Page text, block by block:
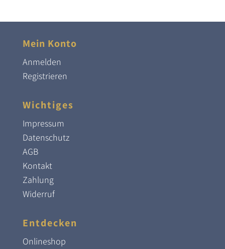
Mein Konto
Anmelden
Registrieren
Wichtiges
Impressum
Datenschutz
AGB
Kontakt
Zahlung
Widerruf
Entdecken
Onlineshop